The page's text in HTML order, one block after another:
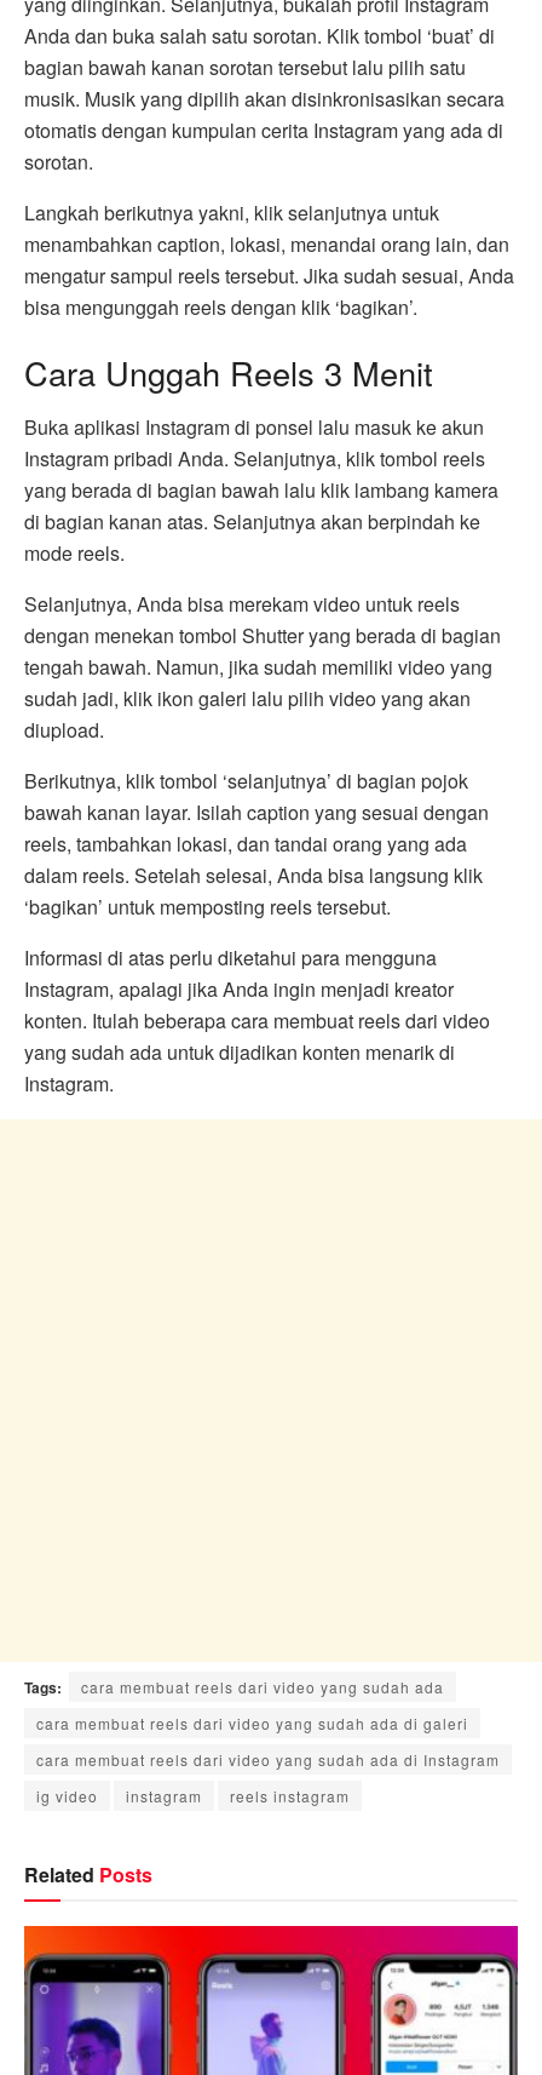
Anda dan buka salah satu sorotan. Klik tombol ‘buat’ di
bagian bawah kanan sorotan tersebut lalu pilih satu
musik. Musik yang dipilih akan disinkronisasikan secara
otomatis dengan kumpulan cerita Instagram yang ada di
sorotan.
Langkah berikutnya yakni, klik selanjutnya untuk
menambahkan caption, lokasi, menandai orang lain, dan
mengatur sampul reels tersebut. Jika sudah sesuai, Anda
bisa mengunggah reels dengan klik ‘bagikan’.
Cara Unggah Reels 3 Menit
Buka aplikasi Instagram di ponsel lalu masuk ke akun
Instagram pribadi Anda. Selanjutnya, klik tombol reels
yang berada di bagian bawah lalu klik lambang kamera
di bagian kanan atas. Selanjutnya akan berpindah ke
mode reels.
Selanjutnya, Anda bisa merekam video untuk reels
dengan menekan tombol Shutter yang berada di bagian
tengah bawah. Namun, jika sudah memiliki video yang
sudah jadi, klik ikon galeri lalu pilih video yang akan
diupload.
Berikutnya, klik tombol ‘selanjutnya’ di bagian pojok
bawah kanan layar. Isilah caption yang sesuai dengan
reels, tambahkan lokasi, dan tandai orang yang ada
dalam reels. Setelah selesai, Anda bisa langsung klik
‘bagikan’ untuk memposting reels tersebut.
Informasi di atas perlu diketahui para mengguna
Instagram, apalagi jika Anda ingin menjadi kreator
konten. Itulah beberapa cara membuat reels dari video
yang sudah ada untuk dijadikan konten menarik di
Instagram.
Tags:
cara membuat reels dari video yang sudah ada
cara membuat reels dari video yang sudah ada di galeri
cara membuat reels dari video yang sudah ada di Instagram
ig video
instagram reels instagram
Related Posts